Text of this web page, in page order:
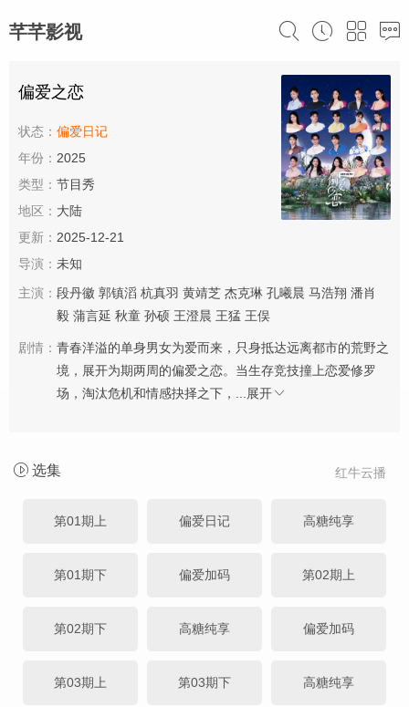
芊芊影视
偏爱之恋
状态： 偏爱日记
年份： 2025
类型： 节目秀
地区： 大陆
更新： 2025-12-21
导演： 未知
主演： 段丹徽 郭镇滔 杭真羽 黄靖芝 杰克琳 孔曦晨 马浩翔 潘肖
毅 蒲言延 秋童 孙硕 王澄晨 王猛 王俣
剧情： 青春洋溢的单身男女为爱而来，只身抵达远离都市的荒野之
境，展开为期两周的偏爱之恋。当生存竞技撞上恋爱修罗
场，淘汰危机和情感抉择之下，...
展开
红牛云播
选集
第01期上 偏爱日记 高糖纯享
第01期下 偏爱加码 第02期上
第02期下 高糖纯享 偏爱加码
第03期上 第03期下 高糖纯享